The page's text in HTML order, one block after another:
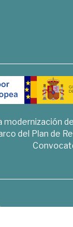
modernización
del Plan de